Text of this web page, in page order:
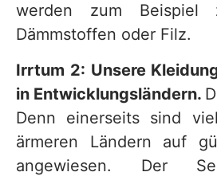
werden zum Beispiel
Dämmstoffen oder Filz.
Irrtum 2: Unsere
in Entwicklungsländern.
Denn einerseits sind
ärmeren Ländern auf
angewiesen. Der